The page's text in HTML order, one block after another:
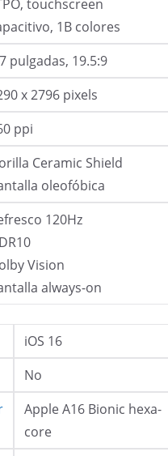
touchscreen
1B colores
pulgadas, 19.5:9
x 2796 pixels
ppi
Ceramic Shield
oleofóbica
120Hz
Vision
always-on
iOS 16
No
Apple A16 Bionic hexa-
core